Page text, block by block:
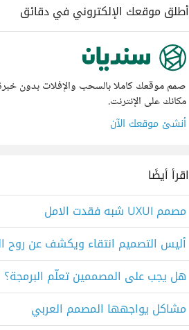
أطلق موقعك الإلكتروني في دقائق
صمم موقعك كاملا بالسحب والإفلات بدون
مكانك على الإنترنت.
أنشئ موقعك الآن
اقرأ أيضًا
مصمم UXUI شبه فقدت الامل
أليس التصميم انتقاء ويكشف عن روح
هل يجب على المصممين تعلُّم البرمجة؟
مشاكل يواجهها المصمم العربي